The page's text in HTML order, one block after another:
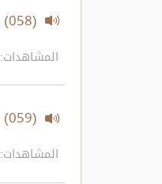
(058) قوله تعالى: {يَا مَرْيَمُ اقْنُتِي لِرَبِّكِ وَاسْجُدِي وَارْكَعِي مَعَ الرَّاكِعِينَ ..} الآية:43
المشاهدات: 1204
(059) قوله تعالى: {ذَٰلِكَ مِنْ أَنبَاءِ الْغَيْبِ نُوحِيهِ إِلَيْكَ ..} الآية:44
المشاهدات: 1108